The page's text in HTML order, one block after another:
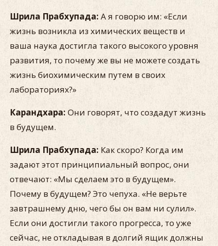
Шрила Прабхупада: А я говорю им: «Если
жизнь возникла из химических веществ и
ваша наука достигла такого высокого уровня
развития, то почему же вы не можете создать
жизнь биохимическим путем в своих
лабораториях?»
Карандхара: Они говорят, что создадут жизнь
в будущем.
Шрила Прабхупада: Как скоро? Когда им
задают этот принципиальный вопрос, они
отвечают: «Мы сделаем это в будущем».
Почему в будущем? Это чепуха. «Не верьте
завтрашнему дню, чего бы он вам ни сулил».
Если они достигли такого прогресса, то уже
сейчас, не откладывая в долгий ящик должны